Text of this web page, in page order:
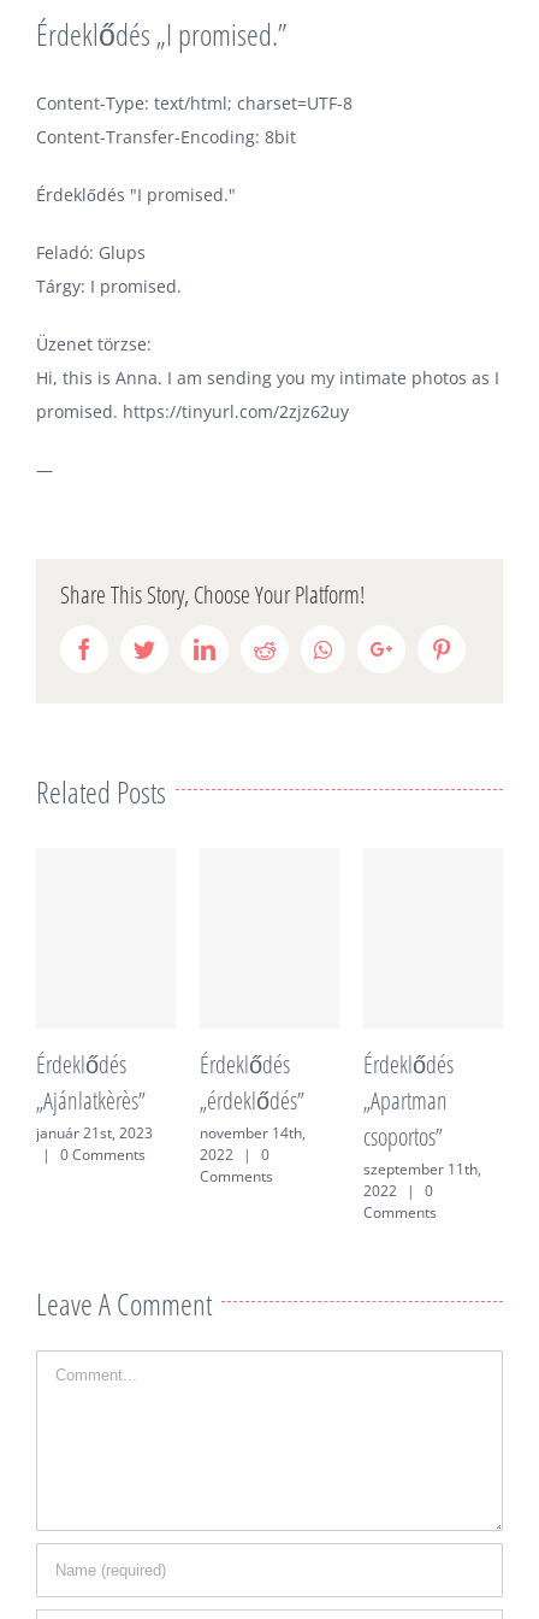
Érdeklődés „I promised.”
Content-Type: text/html; charset=UTF-8
Content-Transfer-Encoding: 8bit
Érdeklődés "I promised."
Feladó: Glups
Tárgy: I promised.
Üzenet törzse:
Hi, this is Anna. I am sending you my intimate photos as I
promised. https://tinyurl.com/2zjz62uy
—
Share This Story, Choose Your Platform!
FacebookTwitterLinkedInRedditWhatsappGoogle+
Related Posts
Érdeklődés
„Ajánlatkèrès”
január 21st, 2023
|
0 Comments
Érdeklődés
„érdeklődés”
november 14th,
2022
|
0
Comments
Érdeklődés
„Apartman
csoportos”
szeptember 11th,
2022
|
0
Comments
Leave A Comment
Comment